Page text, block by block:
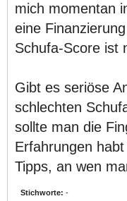
mich momentan
eine
Schufa-Score ist
Gibt es seriöse
schlechten
sollte man die
Erfahrungen
Tipps, an wen
Stichworte: -